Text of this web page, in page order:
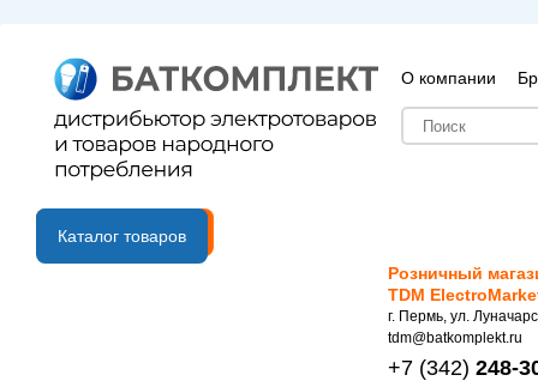
О компании
B2B портал
Каталог товаров
Розничный
TDM
г. Пермь, ул.
tdm@batkomplekt.ru
+7 (342) 248-